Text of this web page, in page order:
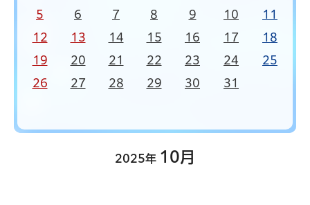
5 6 7 8 9 10 11
12 13 14 15 16 17 18
19 20 21 22 23 24 25
26 27 28 29 30 31
2025年 10月